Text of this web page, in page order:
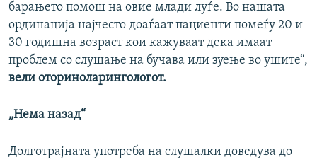
барањето помош на овие млади луѓе. Во нашата
ординација најчесто доаѓаат пациенти помеѓу 20 и
30 годишна возраст кои кажуваат дека имаат
проблем со слушање на бучава или зуење во ушите“,
вели оториноларингологот.
„Нема назад“
Долготрајната употреба на слушалки доведува до